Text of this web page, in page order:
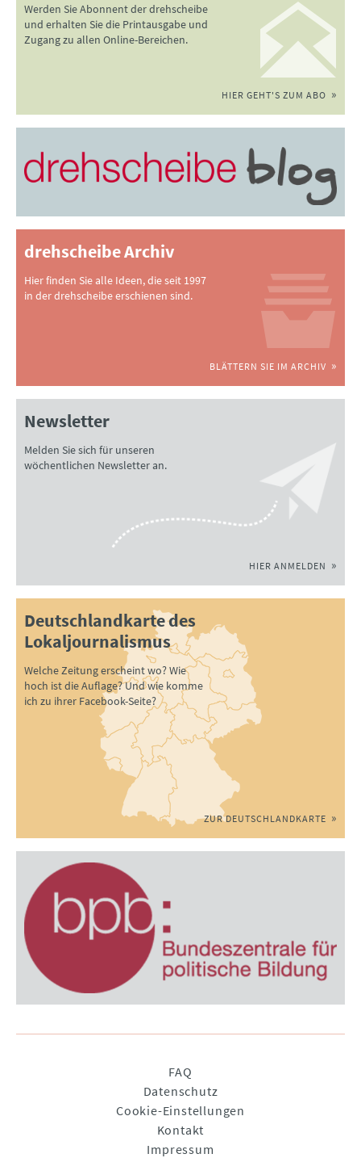
Werden Sie Abonnent der drehscheibe
und erhalten Sie die Printausgabe und
Zugang zu allen Online-Bereichen.
HIER GEHT'S ZUM ABO
drehscheibe Archiv
Hier finden Sie alle Ideen, die seit 1997
in der drehscheibe erschienen sind.
BLÄTTERN SIE IM ARCHIV
Newsletter
Melden Sie sich für unseren
wöchentlichen Newsletter an.
HIER ANMELDEN
Deutschlandkarte des
Lokaljournalismus
Welche Zeitung erscheint wo? Wie
hoch ist die Auflage? Und wie komme
ich zu ihrer Facebook-Seite?
ZUR DEUTSCHLANDKARTE
FAQ
Datenschutz
Cookie-Einstellungen
Kontakt
Impressum